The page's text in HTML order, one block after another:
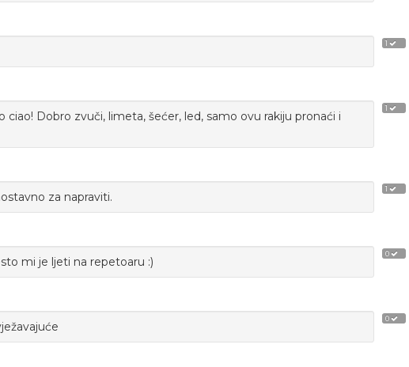
1
1
ciao! Dobro zvuči, limeta, šećer, led, samo ovu rakiju pronaći i
1
za napraviti.
0
mi je ljeti na repetoaru :)
0